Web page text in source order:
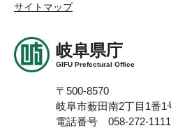
サイトマップ
岐阜県庁
GIFU Prefectural Office
〒500-8570
岐阜市薮田南2丁目1番1
電話番号 058-272-1111